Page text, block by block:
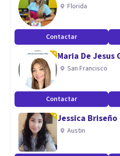
Florida
Contactar
Maria De
San Francisco
Contactar
Jessica Briseño
Austin